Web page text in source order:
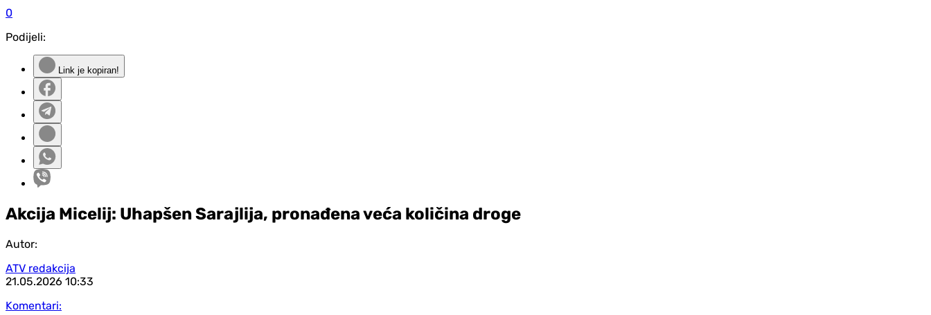
0
Podijeli:
Link je kopiran!
Akcija Micelij: Uhapšen Sarajlija, pronađena veća količina droge
Autor:
ATV redakcija
21.05.2026 10:33
Komentari: